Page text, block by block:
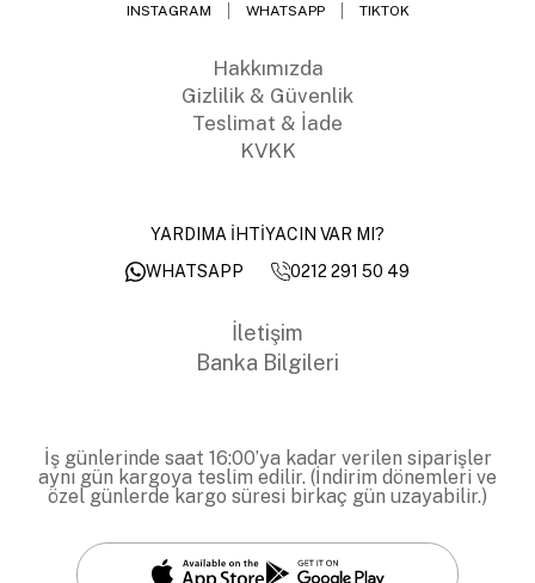
INSTAGRAM WHATSAPP TIKTOK
Hakkımızda
Gizlilik & Güvenlik
Teslimat & İade
KVKK
YARDIMA İHTİYACIN VAR MI?
WHATSAPP
0212 291 50 49
İletişim
Banka Bilgileri
İş günlerinde saat 16:00’ya kadar verilen siparişler
aynı gün kargoya teslim edilir. (İndirim dönemleri ve
özel günlerde kargo süresi birkaç gün uzayabilir.)